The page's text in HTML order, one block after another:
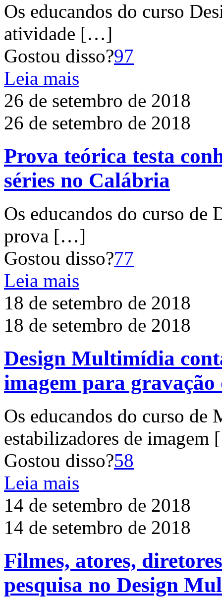
Os educandos do curso
atividade […]
Gostou disso?97
Leia mais
26 de setembro de 2018
26 de setembro de 2018
Prova teórica testa
séries no Calábria
Os educandos do curso
prova […]
Gostou disso?77
Leia mais
18 de setembro de 2018
18 de setembro de 2018
Design Multimídia
imagem para gravação
Os educandos do curso de
estabilizadores de imagem
Gostou disso?58
Leia mais
14 de setembro de 2018
14 de setembro de 2018
Filmes, atores,
pesquisa no Design